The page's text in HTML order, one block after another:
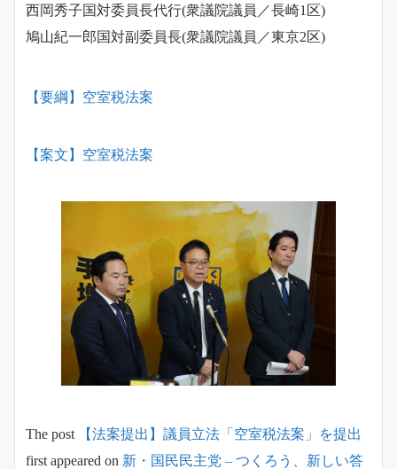
西岡秀子国対委員長代行(衆議院議員／長崎1区)
鳩山紀一郎国対副委員長(衆議院議員／東京2区)
【要綱】空室税法案
【案文】空室税法案
The post
【法案提出】議員立法「空室税法案」を提出
first appeared on 新・国民民主党 – つくろう、新しい答